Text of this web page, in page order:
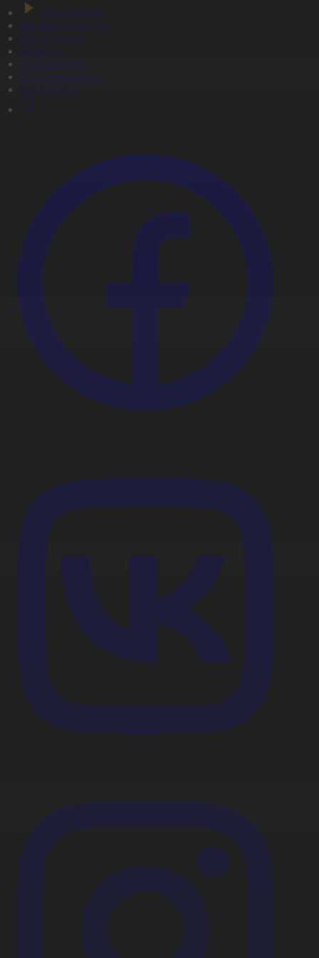
Тікелей эфир
Бағдарлама кестесі
Жаңалықтар
Жобалар
Телехикаялар
Мультсериалдар
Видеоархив